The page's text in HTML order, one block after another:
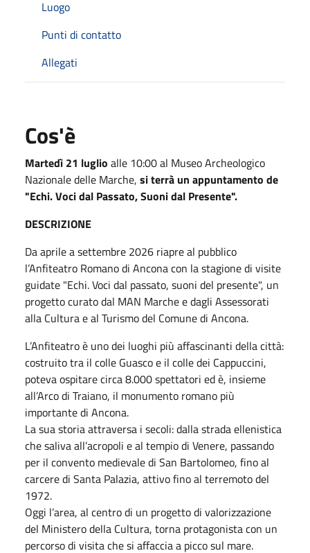
Luogo
Punti di contatto
Allegati
Cos'è
Martedì 21 luglio alle 10:00 al Museo Archeologico
Nazionale delle Marche, si terrà un appuntamento de
"Echi. Voci dal Passato, Suoni dal Presente".
DESCRIZIONE
Da aprile a settembre 2026 riapre al pubblico
l’Anfiteatro Romano di Ancona con la stagione di visite
guidate "Echi. Voci dal passato, suoni del presente", un
progetto curato dal MAN Marche e dagli Assessorati
alla Cultura e al Turismo del Comune di Ancona.
L’Anfiteatro è uno dei luoghi più affascinanti della città:
costruito tra il colle Guasco e il colle dei Cappuccini,
poteva ospitare circa 8.000 spettatori ed è, insieme
all’Arco di Traiano, il monumento romano più
importante di Ancona.
La sua storia attraversa i secoli: dalla strada ellenistica
che saliva all’acropoli e al tempio di Venere, passando
per il convento medievale di San Bartolomeo, fino al
carcere di Santa Palazia, attivo fino al terremoto del
1972.
Oggi l’area, al centro di un progetto di valorizzazione
del Ministero della Cultura, torna protagonista con un
percorso di visita che si affaccia a picco sul mare.